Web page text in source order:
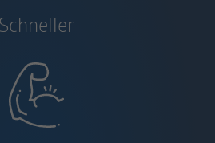
Schneller